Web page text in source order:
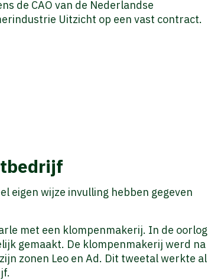
de CAO van de Nederlandse
Uitzicht op een vast contract.
eigen wijze invulling hebben gegeven
met een klompenmakerij. In de oorlog
gemaakt. De klompenmakerij werd na
zonen Leo en Ad. Dit tweetal werkte al